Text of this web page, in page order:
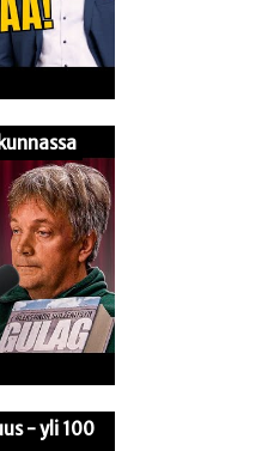
- yli 100